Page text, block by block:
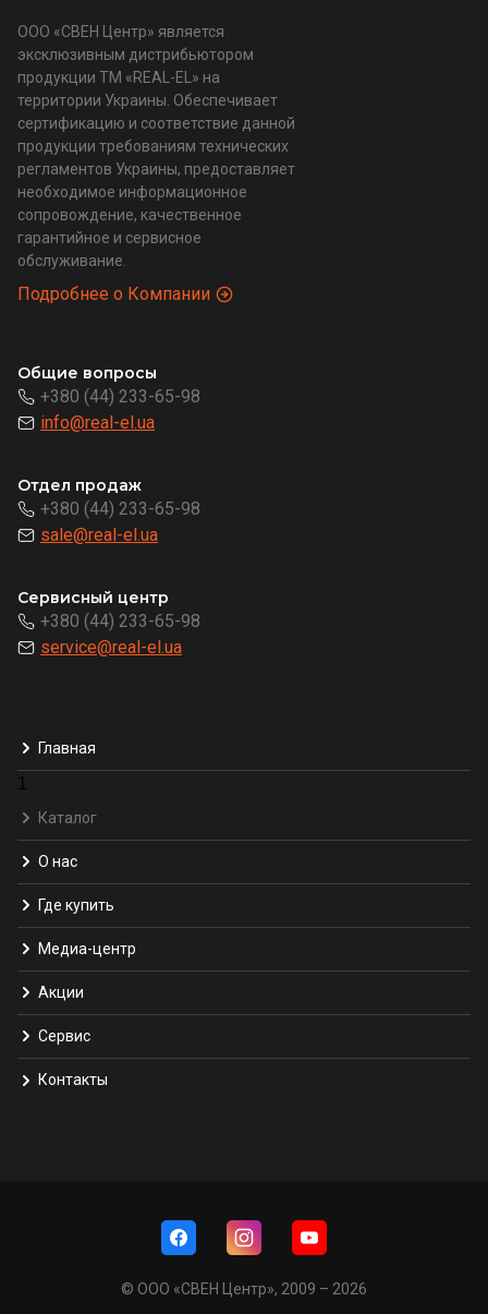
ООО «СВЕН Центр» является
эксклюзивным дистрибьютором
продукции ТМ «REAL-EL» на
территории Украины. Обеспечивает
сертификацию и соответствие данной
продукции требованиям технических
регламентов Украины, предоставляет
необходимое информационное
сопровождение, качественное
гарантийное и сервисное
обслуживание.
Подробнее о Компании
Общие вопросы
+380 (44) 233-65-98
info@real-el.ua
Отдел продаж
+380 (44) 233-65-98
sale@real-el.ua
Сервисный центр
+380 (44) 233-65-98
service@real-el.ua
Главная
1
Каталог
О нас
Где купить
Медиа-центр
Акции
Сервис
Контакты
© ООО «СВЕН Центр», 2009 – 2026